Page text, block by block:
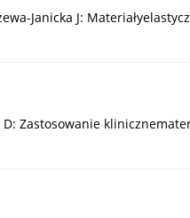
Janicka J:
D: Zastosowanie